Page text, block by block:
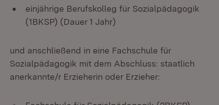
einjährige Berufskolleg für Sozialpädagogik
(1BKSP) (Dauer 1 Jahr)
und anschließend in eine Fachschule für
Sozialpädagogik mit dem Abschluss: staatlich
anerkannte/r Erzieherin oder Erzieher: